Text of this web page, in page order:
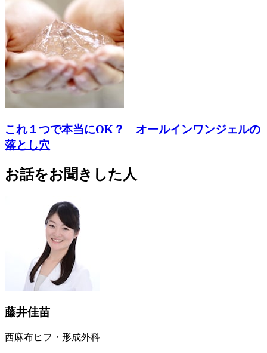
これ１つで本当にOK？ オールインワンジェルの
落とし穴
お話をお聞きした人
藤井佳苗
西麻布ヒフ・形成外科